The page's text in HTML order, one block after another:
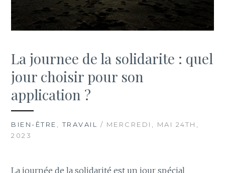
La journee de la solidarite : quel
jour choisir pour son
application ?
BIEN-ÊTRE ,TRAVAIL
/ MERCREDI, MAI 24TH,
2023
La journée de la solidarité est un jour spécial